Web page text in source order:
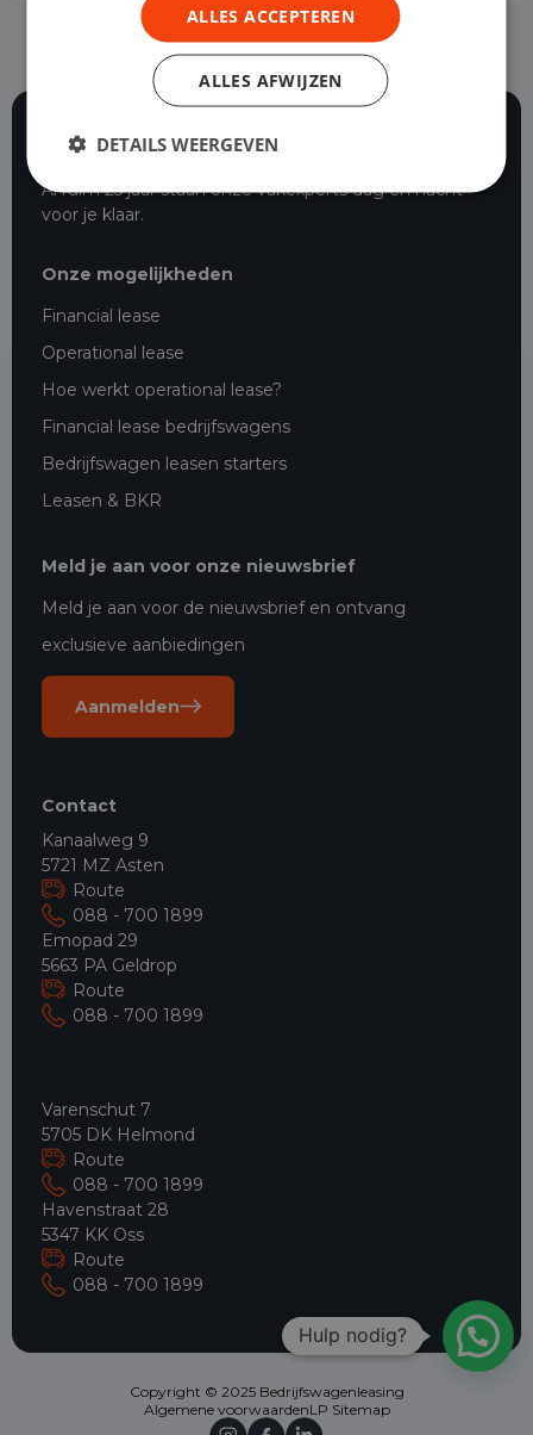
Al ruim 25 jaar staan onze vakexperts dag en nacht
voor je klaar.
Onze mogelijkheden
Financial lease
Operational lease
Hoe werkt operational lease?
Financial lease bedrijfswagens
Bedrijfswagen leasen starters
Leasen & BKR
Meld je aan voor onze nieuwsbrief
Meld je aan voor de nieuwsbrief en ontvang
exclusieve aanbiedingen
Aanmelden
Contact
Kanaalweg 9
5721 MZ Asten
Route
088 - 700 1899
Emopad 29
5663 PA Geldrop
Route
088 - 700 1899
Varenschut 7
5705 DK Helmond
Route
088 - 700 1899
Havenstraat 28
5347 KK Oss
Route
088 - 700 1899
Copyright © 2025 Bedrijfswagenleasing
Algemene voorwaardenLP Sitemap
Hulp nodig?
ALLES ACCEPTEREN
ALLES AFWIJZEN
DETAILS WEERGEVEN